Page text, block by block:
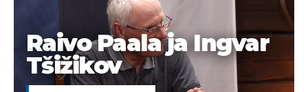
Raivo Paala ja Ingvar
Tšižikov